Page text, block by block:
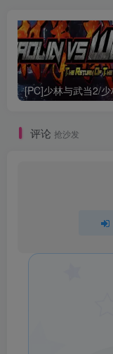
评论 抢沙发